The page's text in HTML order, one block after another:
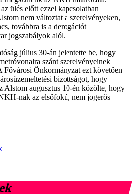
ülés előtt ezzel kapcsolatban
nem változtat a szerelvényeken,
továbbra is a derogációt
jogszabályok alól.
július 30-án jelentette be, hogy
szánt szerelvényeinek
Fővárosi Önkormányzat ezt követően
bizottságot, hogy
Alstom augusztus 10-én közölte, hogy
nak az elsőfokú, nem jogerős